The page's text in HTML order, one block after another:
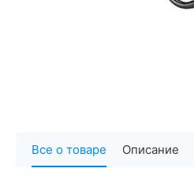
Все о товаре Описание